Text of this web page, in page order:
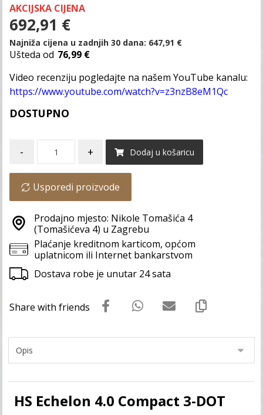
AKCIJSKA CIJENA
692,91 €
Najniža cijena u zadnjih 30 dana: 647,91 €
Ušteda od 76,99 €
Video recenziju pogledajte na našem YouTube kanalu:
https://www.youtube.com/watch?v=z3nzB8eM1Qc
DOSTUPNO
- + Dodaj u košaricu
Usporedi proizvode
Prodajno mjesto: Nikole Tomašića 4
(Tomašićeva 4) u Zagrebu
Plaćanje kreditnom karticom, općom
uplatnicom ili Internet bankarstvom
Dostava robe je unutar 24 sata
HS Echelon 4.0 Compact 3-DOT